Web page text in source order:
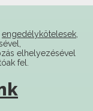
elhelyezésével
fel.